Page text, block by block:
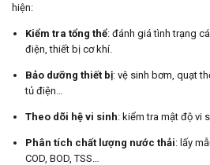
hiện:
Kiểm tra tổng thể: đánh giá tình trạng
điện, thiết bị cơ khí.
Bảo dưỡng thiết bị: vệ sinh bơm, quạt
tủ điện…
Theo dõi hệ vi sinh: kiểm tra mật độ vi
Phân tích chất lượng nước thải: lấy
COD, BOD, TSS…